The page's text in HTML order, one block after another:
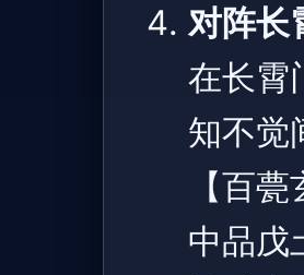
对阵
在长霄
知不觉
【百
中品戊